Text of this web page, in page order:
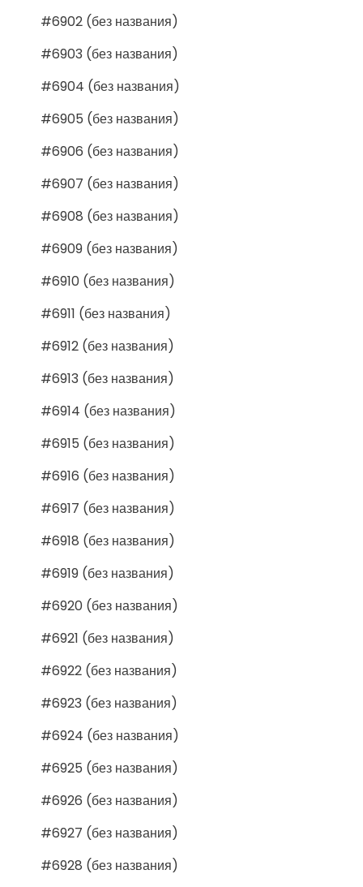
#6902 (без названия)
#6903 (без названия)
#6904 (без названия)
#6905 (без названия)
#6906 (без названия)
#6907 (без названия)
#6908 (без названия)
#6909 (без названия)
#6910 (без названия)
#6911 (без названия)
#6912 (без названия)
#6913 (без названия)
#6914 (без названия)
#6915 (без названия)
#6916 (без названия)
#6917 (без названия)
#6918 (без названия)
#6919 (без названия)
#6920 (без названия)
#6921 (без названия)
#6922 (без названия)
#6923 (без названия)
#6924 (без названия)
#6925 (без названия)
#6926 (без названия)
#6927 (без названия)
#6928 (без названия)